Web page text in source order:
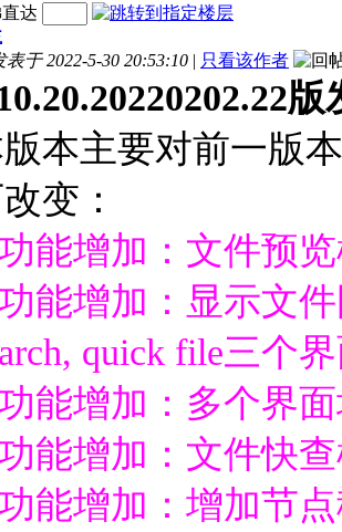
达
表于 2022-5-30 20:53:10 | 只看该作者
本主要对前一版
变：
能增加：文件预
能增加：显示文
quick file三个
能增加：多个界
能增加：文件快
能增加：增加节